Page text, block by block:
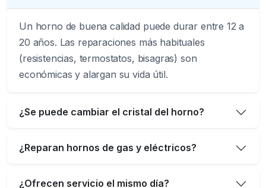
Un horno de buena calidad puede durar entre 12 a
20 años. Las reparaciones más habituales
(resistencias, termostatos, bisagras) son
económicas y alargan su vida útil.
¿Se puede cambiar el cristal del horno?
¿Reparan hornos de gas y eléctricos?
¿Ofrecen servicio el mismo día?